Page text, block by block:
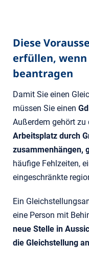
Diese
erfüllen, wenn
beantragen
Damit Sie einen
müssen Sie einen
Außerdem gehört zu
Arbeitsplatz durch
zusammenhängen,
häufige Fehlzeiten,
eingeschränkte
Ein
eine Person mit
neue Stelle in
die Gleichstellung